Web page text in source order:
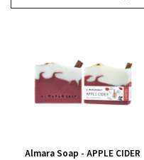
Nejdražší
Abecedně
Almara Soap - APPLE CIDER